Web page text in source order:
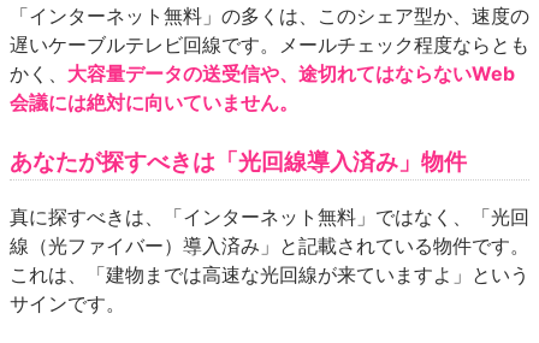
「インターネット無料」の多くは、このシェア型か、速度の
遅いケーブルテレビ回線です。メールチェック程度ならとも
かく、 大容量データの送受信や、途切れてはならないWeb
会議には絶対に向いていません。
あなたが探すべきは「光回線導入済み」物件
真に探すべきは、「インターネット無料」ではなく、「光回
線（光ファイバー）導入済み」と記載されている物件です。
これは、「建物までは高速な光回線が来ていますよ」という
サインです。